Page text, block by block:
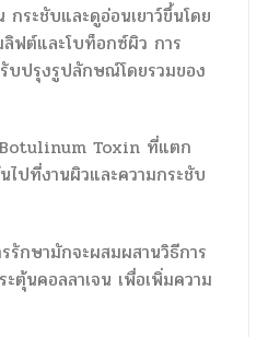
ระชับและดูอ่อนเยาว์ขึ้นโดย
ลิฟต์และโบท็อกซ์ผิว การ
บปรุงรูปลักษณ์โดยรวมของ
Botulinum Toxin ที่แตก
ปที่งานผิวและความกระชับ
รักษามักจะผสมผสานวิธีการ
ตุ้นคอลลาเจน เพื่อเพิ่มความ